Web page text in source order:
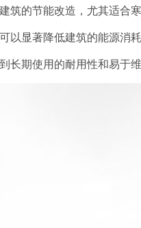
筑的节能改造，尤其适合
以显著降低建筑的能源消
长期使用的耐用性和易于